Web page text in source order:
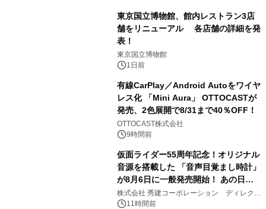
東京国立博物館、館内レストラン3店
舗をリニューアル 各店舗の詳細を発
表！
東京国立博物館
1日前
有線CarPlay／Android Autoをワイヤ
レス化 「Mini Aura」 OTTOCASTが
発売、2色展開で8/31まで40％OFF！
OTTOCAST株式会社
9時間前
仮面ライダー55周年記念！オリジナル
音源を搭載した 「音声目覚まし時計」
が8月6日に一般発売開始！ あの日の
大興奮が今甦る
株式会社 秀建コーポレーション ディレクト
アートギャラリー
11時間前